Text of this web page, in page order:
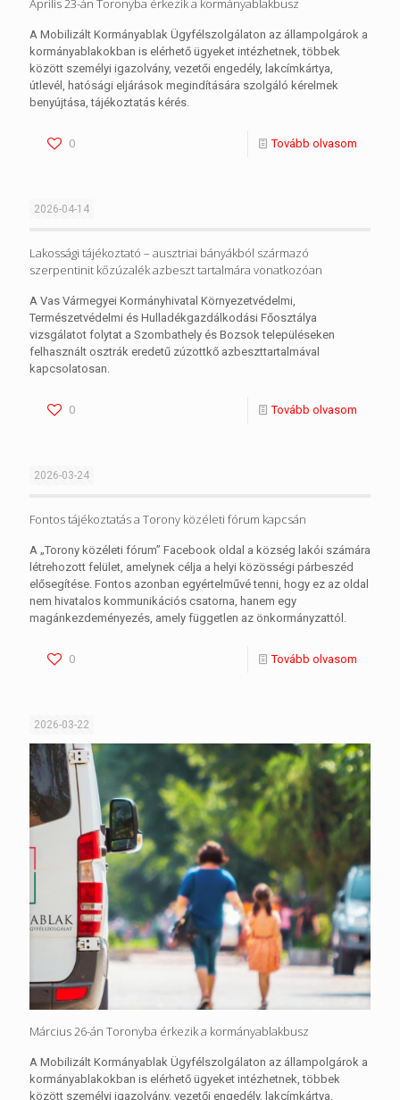
Április 23-án Toronyba érkezik a kormányablakbusz
A Mobilizált Kormányablak Ügyfélszolgálaton az állampolgárok a
kormányablakokban is elérhető ügyeket intézhetnek, többek
között személyi igazolvány, vezetői engedély, lakcímkártya,
útlevél, hatósági eljárások megindítására szolgáló kérelmek
benyújtása, tájékoztatás kérés.
0 Tovább olvasom
2026-04-14
Lakossági tájékoztató – ausztriai bányákból származó
szerpentinit kőzúzalék azbeszt tartalmára vonatkozóan
A Vas Vármegyei Kormányhivatal Környezetvédelmi,
Természetvédelmi és Hulladékgazdálkodási Főosztálya
vizsgálatot folytat a Szombathely és Bozsok településeken
felhasznált osztrák eredetű zúzottkő azbeszttartalmával
kapcsolatosan.
0 Tovább olvasom
2026-03-24
Fontos tájékoztatás a Torony közéleti fórum kapcsán
A „Torony közéleti fórum” Facebook oldal a község lakói számára
létrehozott felület, amelynek célja a helyi közösségi párbeszéd
elősegítése. Fontos azonban egyértelművé tenni, hogy ez az oldal
nem hivatalos kommunikációs csatorna, hanem egy
magánkezdeményezés, amely független az önkormányzattól.
0 Tovább olvasom
2026-03-22
Március 26-án Toronyba érkezik a kormányablakbusz
A Mobilizált Kormányablak Ügyfélszolgálaton az állampolgárok a
kormányablakokban is elérhető ügyeket intézhetnek, többek
között személyi igazolvány, vezetői engedély, lakcímkártya,